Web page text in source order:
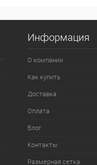
Информация
О компании
Как купить
Доставка
Оплата
Блог
Контакты
Размерная сетка